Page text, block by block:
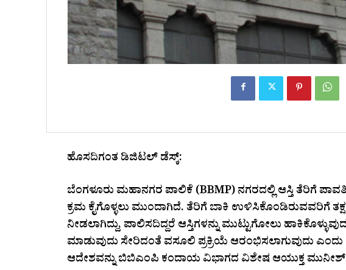
ಹೊಸದಿಗಂತ ಡಿಜಿಟಲ್ ಡೆಸ್ಕ್:
ಬೆಂಗಳೂರು ಮಹಾನಗರ ಪಾಲಿಕೆ (BBMP) ನಗರದಲ್ಲಿ ಆಸ್ತಿ ತೆರಿಗೆ
ಕ್ರಮ ಕೈಗೊಳ್ಳಲು ಮುಂದಾಗಿದೆ. ತೆರಿಗೆ ಬಾಕಿ ಉಳಿಸಿಕೊಂಡಿರುವವರಿಗೆ
ನೀಡಲಾಗಿದ್ದು, ಪಾಲಿಸದಿದ್ದರೆ ಆಸ್ತಿಗಳನ್ನು ಮುಟ್ಟುಗೋಲು
ಮಾಡುವುದು ಸೇರಿದಂತೆ ವಸೂಲಿ ಪ್ರಕ್ರಿಯೆ ಆರಂಭಿಸಲಾಗುವುದು
ಆದೇಶವನ್ನು ಬಿಬಿಎಂಪಿ ಕಂದಾಯ ವಿಭಾಗದ ವಿಶೇಷ ಆಯುಕ್ತ